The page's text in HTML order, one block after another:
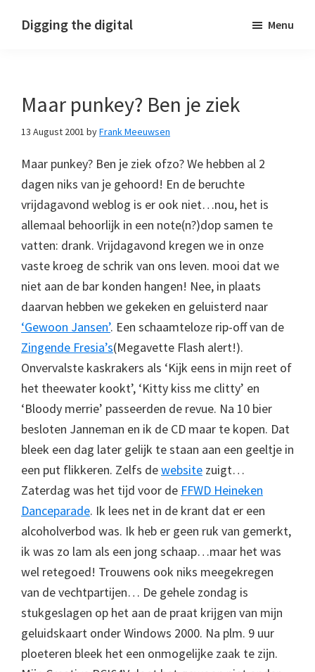
Digging the digital Menu
Maar punkey? Ben je ziek
13 August 2001 byFrank Meeuwsen
Maar punkey? Ben je ziek ofzo? We hebben al 2
dagen niks van je gehoord! En de beruchte
vrijdagavond weblog is er ook niet…nou, het is
allemaal behoorlijk in een note(n?)dop samen te
vatten: drank. Vrijdagavond kregen we in onze
vaste kroeg de schrik van ons leven. mooi dat we
niet aan de bar konden hangen! Nee, in plaats
daarvan hebben we gekeken en geluisterd naar
‘Gewoon Jansen’. Een schaamteloze rip-off van de
Zingende Fresia’s(Megavette Flash alert!).
Onvervalste kaskrakers als ‘Kijk eens in mijn reet of
het theewater kookt’, ‘Kitty kiss me clitty’ en
‘Bloody merrie’ passeerden de revue. Na 10 bier
besloten Janneman en ik de CD maar te kopen. Dat
bleek een dag later gelijk te staan aan een geeltje in
een put flikkeren. Zelfs dewebsite zuigt…
Zaterdag was het tijd voor de FFWD Heineken
Danceparade. Ik lees net in de krant dat er een
alcoholverbod was. Ik heb er geen ruk van gemerkt,
ik was zo lam als een jong schaap…maar het was
wel retegoed! Trouwens ook niks meegekregen
van de vechtpartijen… De gehele zondag is
stukgeslagen op het aan de praat krijgen van mijn
geluidskaart onder Windows 2000. Na plm. 9 uur
ploeteren bleek het een onmogelijke zaak te zijn.